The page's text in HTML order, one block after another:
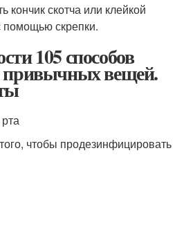
кончик скотча или клейкой
помощью скрепки.
105 способов
привычных вещей.
чтобы продезинфицировать